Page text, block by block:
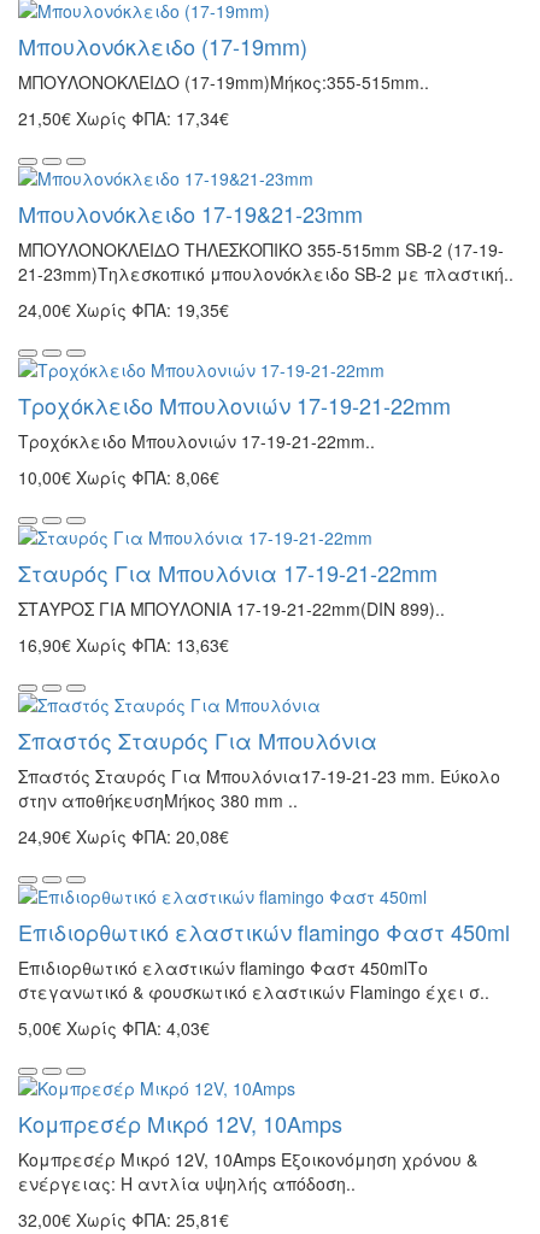
Μπουλονόκλειδο (17-19mm)
ΜΠΟΥΛΟΝΟΚΛΕΙΔΟ (17-19mm)Μήκος:355-515mm..
21,50€ Χωρίς ΦΠΑ: 17,34€
Μπουλονόκλειδο 17-19&21-23mm
ΜΠΟΥΛΟΝΟΚΛΕΙΔΟ ΤΗΛΕΣΚΟΠΙΚΟ 355-515mm SB-2 (17-19-
21-23mm)Τηλεσκοπικό μπουλονόκλειδο SB-2 με πλαστική..
24,00€ Χωρίς ΦΠΑ: 19,35€
Τροχόκλειδο Μπουλονιών 17-19-21-22mm
Τροχόκλειδο Μπουλονιών 17-19-21-22mm..
10,00€ Χωρίς ΦΠΑ: 8,06€
Σταυρός Για Μπουλόνια 17-19-21-22mm
ΣΤΑΥΡΟΣ ΓΙΑ ΜΠΟΥΛΟΝΙΑ 17-19-21-22mm(DIN 899)..
16,90€ Χωρίς ΦΠΑ: 13,63€
Σπαστός Σταυρός Για Μπουλόνια
Σπαστός Σταυρός Για Μπουλόνια17-19-21-23 mm. Εύκολο
στην αποθήκευσηΜήκος 380 mm ..
24,90€ Χωρίς ΦΠΑ: 20,08€
Επιδιορθωτικό ελαστικών flamingo Φαστ 450ml
Επιδιορθωτικό ελαστικών flamingo Φαστ 450mlΤο
στεγανωτικό & φουσκωτικό ελαστικών Flamingo έχει σ..
5,00€ Χωρίς ΦΠΑ: 4,03€
Κομπρεσέρ Μικρό 12V, 10Amps
Κομπρεσέρ Μικρό 12V, 10Amps Εξοικονόμηση χρόνου &
ενέργειας: Η αντλία υψηλής απόδοση..
32,00€ Χωρίς ΦΠΑ: 25,81€